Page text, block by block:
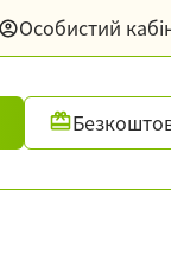
Особистий